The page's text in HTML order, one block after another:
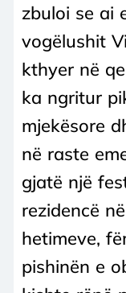
zbuloi se ai
vogëlushit
kthyer në
ka ngritur
mjekësore
në raste
gjatë një
rezidencë
hetimeve,
pishinën e